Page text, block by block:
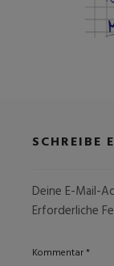
SCHREIBE
Deine E-Mail-
Erforderliche
Kommentar*